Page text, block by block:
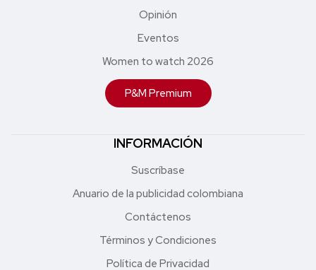
Opinión
Eventos
Women to watch 2026
P&M Premium
INFORMACIÓN
Suscríbase
Anuario de la publicidad colombiana
Contáctenos
Términos y Condiciones
Política de Privacidad